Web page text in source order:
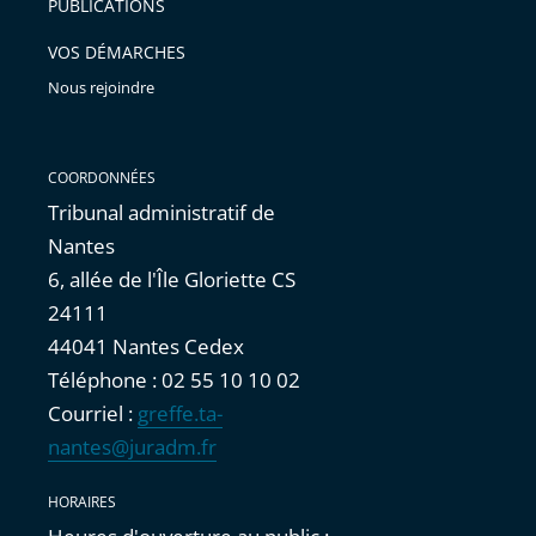
avant
PUBLICATIONS
VOS DÉMARCHES
Nous rejoindre
COORDONNÉES
Tribunal administratif de
Nantes
6, allée de l'Île Gloriette CS
24111
44041 Nantes Cedex
Téléphone : 02 55 10 10 02
Courriel : greffe.ta-
nantes@juradm.fr
HORAIRES